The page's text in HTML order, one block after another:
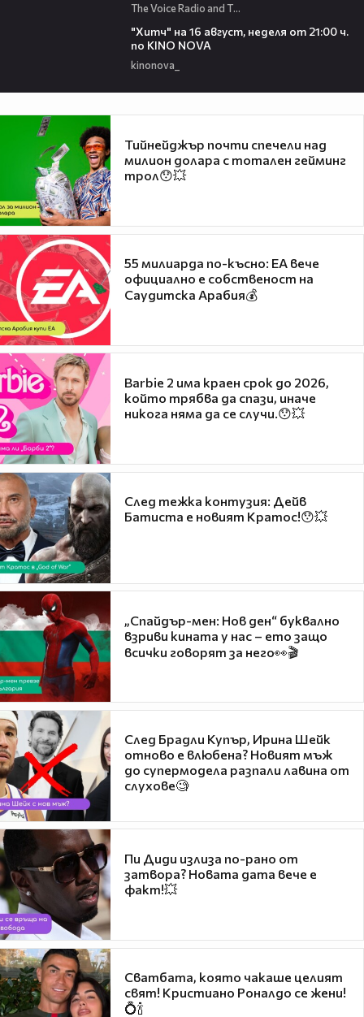
The Voice Radio and TV Bulgaria
"Хитч" на 16 август, неделя от 21:00 ч.
по KINO NOVA
kinonova_
Тийнейджър почти спечели над
милион долара с тотален гейминг
трол😯💥
55 милиарда по-късно: EA вече
официално е собственост на
Саудитска Арабия💰
Barbie 2 има краен срок до 2026,
който трябва да спази, иначе
никога няма да се случи.😯💥
След тежка контузия: Дейв
Батиста е новият Кратос!😯💥
„Спайдър-мен: Нов ден“ буквално
взриви кината у нас – ето защо
всички говорят за него👀🎬
След Брадли Купър, Ирина Шейк
отново е влюбена? Новият мъж
до супермодела разпали лавина от
слухове🧐
Пи Диди излиза по-рано от
затвора? Новата дата вече е
факт!💥
Сватбата, която чакаше целият
свят! Кристиано Роналдо се жени!
💍🍾